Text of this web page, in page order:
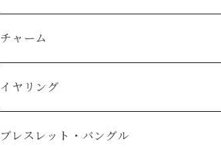
真鍮メッキ
天然石
スワロフスキー
天然石
真鍮メッキ素材
コットンパール
淡水パール
スチール金メッキ素材
その他
コットンレース
AS935sv・925sv
その他
イヤーカフ
Ｋ14ｇｆ（金張り）
純銀（AS935sv）
イヤーカフ用チャーム
K14gf
チャーム
K14gf
天然石
AS935sv
イヤリング
真鍮メッキ
ブレスレット・バングル